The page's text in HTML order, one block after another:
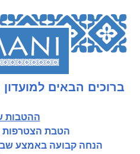
ברוכים הבאים
ההטבות
הטבת
הנחה קבועה באמצע